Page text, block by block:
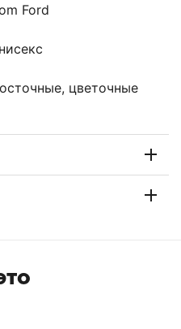
Ford
цветочные